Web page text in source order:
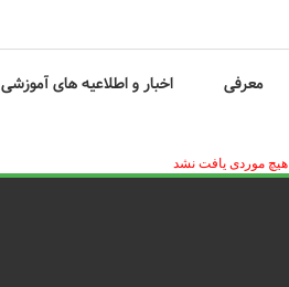
معرفی اخبار و اطلاعیه های آموزشی
هیچ موردی یافت نشد